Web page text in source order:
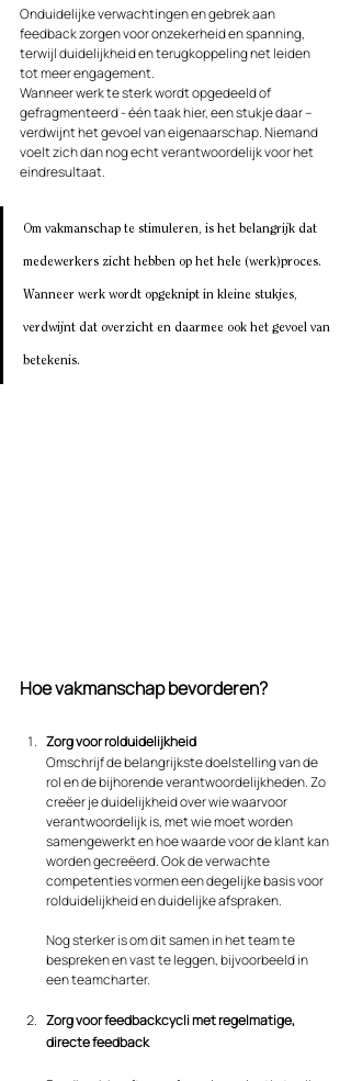
Onduidelijke verwachtingen en gebrek aan
feedback zorgen voor onzekerheid en spanning,
terwijl duidelijkheid en terugkoppeling net leiden
tot meer engagement.
Wanneer werk te sterk wordt opgedeeld of
gefragmenteerd - één taak hier, een stukje daar –
verdwijnt het gevoel van eigenaarschap. Niemand
voelt zich dan nog echt verantwoordelijk voor het
eindresultaat.
Om vakmanschap te stimuleren, is het belangrijk dat
medewerkers zicht hebben op het hele (werk)proces.
Wanneer werk wordt opgeknipt in kleine stukjes,
verdwijnt dat overzicht en daarmee ook het gevoel van
betekenis.
Hoe vakmanschap bevorderen?
Zorg voor rolduidelijkheid
Omschrijf de belangrijkste doelstelling van de
rol en de bijhorende verantwoordelijkheden. Zo
creëer je duidelijkheid over wie waarvoor
verantwoordelijk is, met wie moet worden
samengewerkt en hoe waarde voor de klant kan
worden gecreëerd. Ook de verwachte
competenties vormen een degelijke basis voor
rolduidelijkheid en duidelijke afspraken.
Nog sterker is om dit samen in het team te
bespreken en vast te leggen, bijvoorbeeld in
een teamcharter.
Zorg voor feedbackcycli met regelmatige,
directe feedback